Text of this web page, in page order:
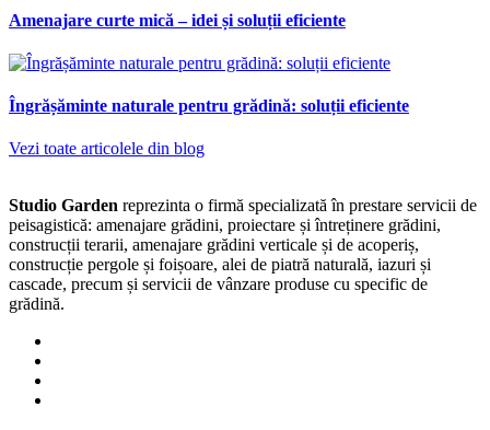
Amenajare curte mică – idei și soluții eficiente
Îngrășăminte naturale pentru grădină: soluții eficiente
Vezi toate articolele din blog
Studio Garden reprezinta o firmă specializată în prestare servicii de
peisagistică: amenajare grădini, proiectare și întreținere grădini,
construcții terarii, amenajare grădini verticale și de acoperiș,
construcție pergole și foișoare, alei de piatră naturală, iazuri și
cascade, precum și servicii de vânzare produse cu specific de
grădină.